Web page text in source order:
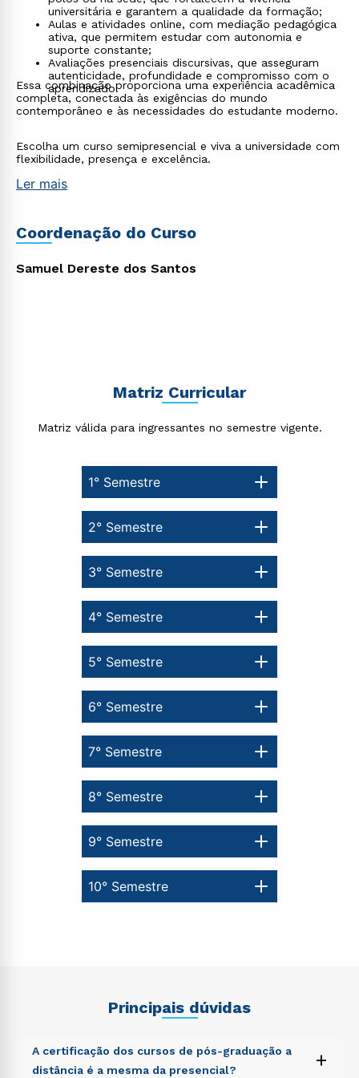
universitária e garantem a qualidade da formação;
Aulas e atividades online, com mediação pedagógica
ativa, que permitem estudar com autonomia e
suporte constante;
Avaliações presenciais discursivas, que asseguram
autenticidade, profundidade e compromisso com o
aprendizado.
Essa combinação proporciona uma experiência acadêmica
completa, conectada às exigências do mundo
contemporâneo e às necessidades do estudante moderno.
Escolha um curso semipresencial e viva a universidade com
flexibilidade, presença e excelência.
Ler mais
Coordenação do Curso
Samuel Dereste dos Santos
Matriz Curricular
Matriz válida para ingressantes no semestre vigente.
1° Semestre
10° Semestre
9° Semestre
8° Semestre
7° Semestre
6° Semestre
5° Semestre
4° Semestre
3° Semestre
2° Semestre
Principais dúvidas
A certificação dos cursos de pós-graduação a
distância é a mesma da presencial?
+
Rápido e fácil
WhatsApp
ou
Estou de acordo com a
autorizo que meus dados sejam utilizados para o